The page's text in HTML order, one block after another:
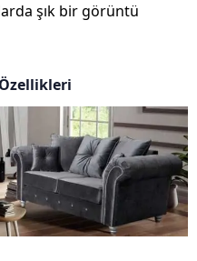
şık bir görüntü